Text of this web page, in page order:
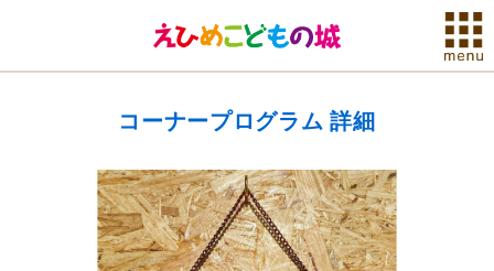
コーナープログラム 詳細